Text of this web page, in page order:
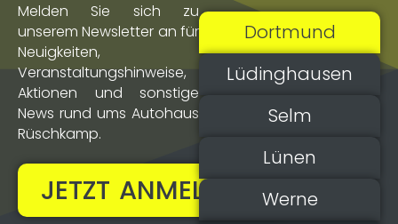
Melden Sie sich zu
unserem Newsletter an für
Neuigkeiten,
Veranstaltungs­hinweise,
Aktionen und sonstige
News rund ums Autohaus
Rüschkamp.
JETZT ANMELDEN!
Dortmund
Lüdinghausen
Selm
Lünen
Werne